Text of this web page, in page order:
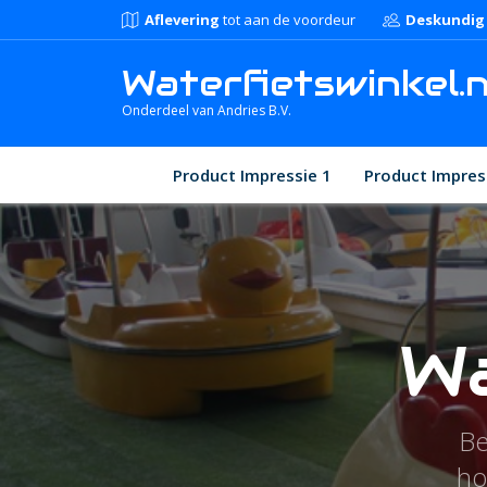
Aflevering tot aan de voordeur Deskundig
Onderdeel van Andries B.V.
Product Impressie 1 Product